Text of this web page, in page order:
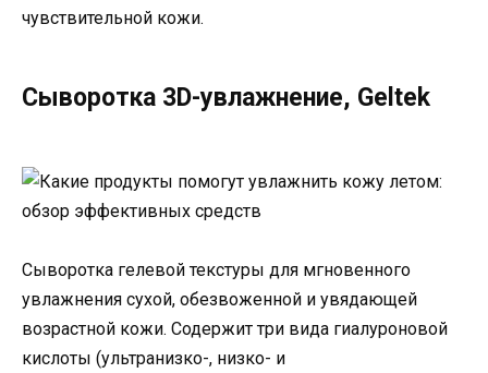
чувствительной кожи.
Сыворотка 3D-увлажнение, Geltek
Сыворотка гелевой текстуры для мгновенного
увлажнения сухой, обезвоженной и увядающей
возрастной кожи. Содержит три вида гиалуроновой
кислоты (ультранизко-, низко- и